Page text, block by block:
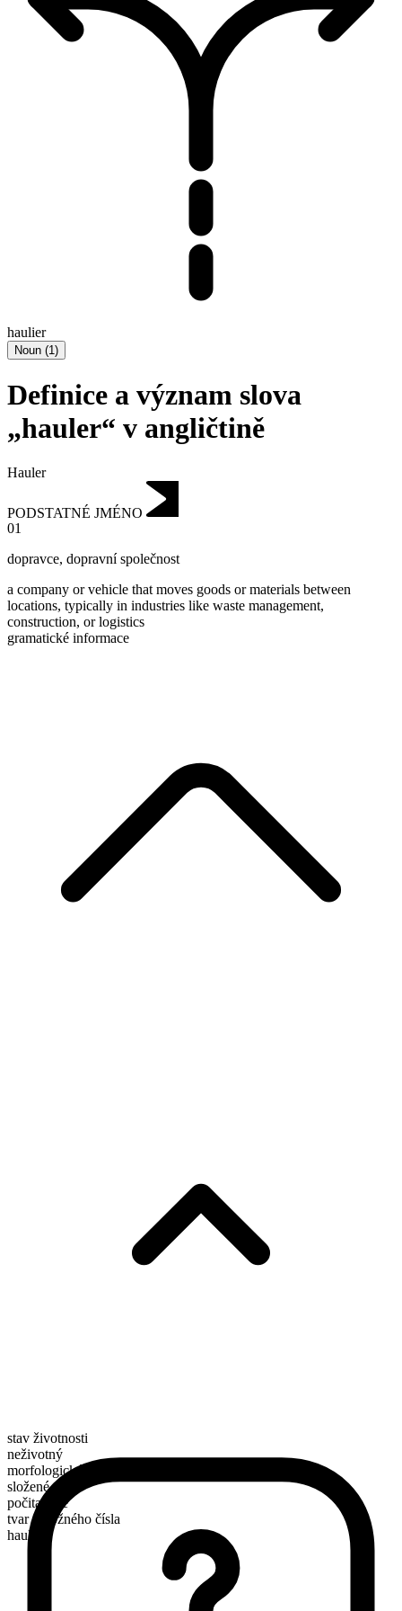
haulier
Noun (1)
Definice a význam slova
„hauler“ v angličtině
Hauler
PODSTATNÉ JMÉNO
01
dopravce, dopravní společnost
a company or vehicle that moves goods or materials between
locations, typically in industries like waste management,
construction, or logistics
gramatické informace
stav životnosti
neživotný
morfologické složení
složené
počitatelné
tvar množného čísla
haulers